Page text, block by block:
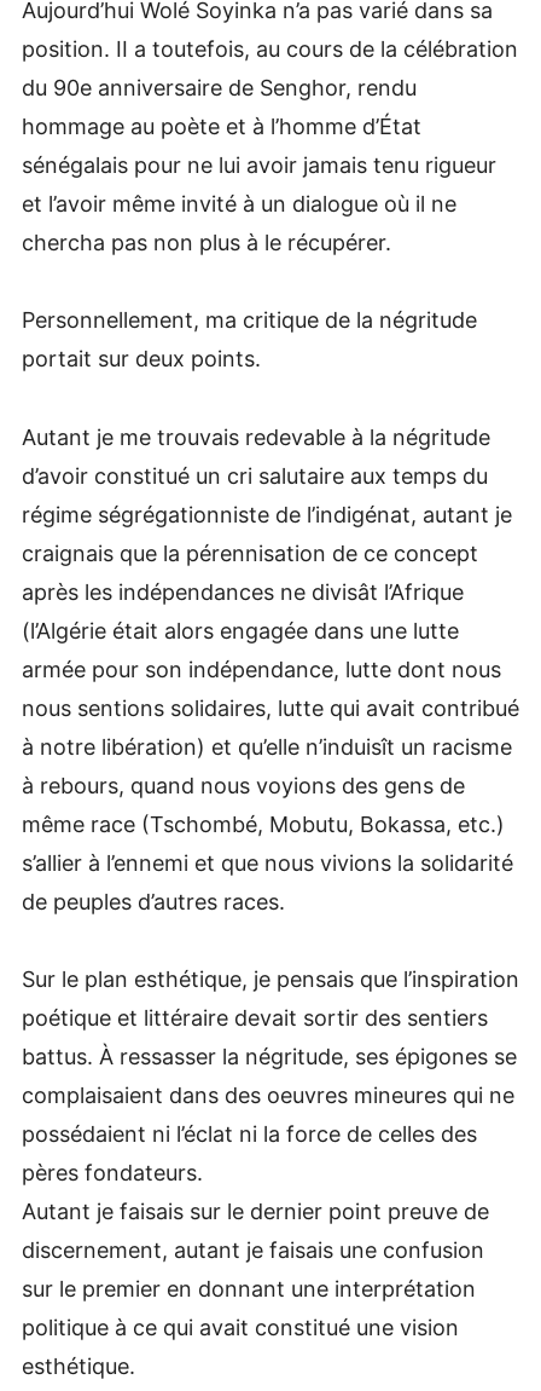
Aujourd’hui Wolé Soyinka n’a pas varié dans sa
position. II a toutefois, au cours de la célébration
du 90e anniversaire de Senghor, rendu
hommage au poète et à l’homme d’État
sénégalais pour ne lui avoir jamais tenu rigueur
et l’avoir même invité à un dialogue où il ne
chercha pas non plus à le récupérer.
Personnellement, ma critique de la négritude
portait sur deux points.
Autant je me trouvais redevable à la négritude
d’avoir constitué un cri salutaire aux temps du
régime ségrégationniste de l’indigénat, autant je
craignais que la pérennisation de ce concept
après les indépendances ne divisât l’Afrique
(l’Algérie était alors engagée dans une lutte
armée pour son indépendance, lutte dont nous
nous sentions solidaires, lutte qui avait contribué
à notre libération) et qu’elle n’induisît un racisme
à rebours, quand nous voyions des gens de
même race (Tschombé, Mobutu, Bokassa, etc.)
s’allier à l’ennemi et que nous vivions la solidarité
de peuples d’autres races.
Sur le plan esthétique, je pensais que l’inspiration
poétique et littéraire devait sortir des sentiers
battus. À ressasser la négritude, ses épigones se
complaisaient dans des oeuvres mineures qui ne
possédaient ni l’éclat ni la force de celles des
pères fondateurs.
Autant je faisais sur le dernier point preuve de
discernement, autant je faisais une confusion
sur le premier en donnant une interprétation
politique à ce qui avait constitué une vision
esthétique.